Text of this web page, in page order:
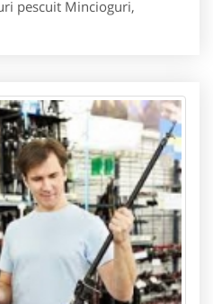
pescuit Mincioguri,